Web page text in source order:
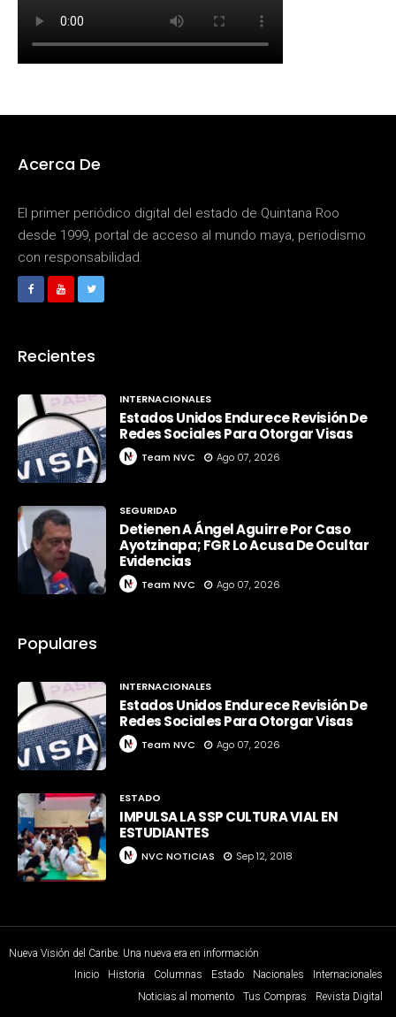
Acerca De
El primer periódico digital del estado de Quintana Roo
desde 1999, portal de acceso al mundo maya, periodismo
con responsabilidad.
Recientes
INTERNACIONALES
Estados Unidos Endurece Revisión De
Redes Sociales Para Otorgar Visas
Team NVC Ago 07, 2026
SEGURIDAD
Detienen A Ángel Aguirre Por Caso
Ayotzinapa; FGR Lo Acusa De Ocultar
Evidencias
Team NVC Ago 07, 2026
Populares
INTERNACIONALES
Estados Unidos Endurece Revisión De
Redes Sociales Para Otorgar Visas
Team NVC Ago 07, 2026
ESTADO
IMPULSA LA SSP CULTURA VIAL EN
ESTUDIANTES
NVC NOTICIAS Sep 12, 2018
Nueva Visión del Caribe. Una nueva era en información
Inicio
Historia Columnas Estado Nacionales
Internacionales
Noticias al momento
Tus Compras Revista Digital